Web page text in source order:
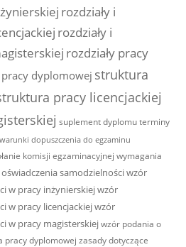
rozdziały i
rozdziały i
rozdziały pracy
dyplomowej struktura
pracy licencjackiej
suplement dyplomu terminy
warunki dopuszczenia do egzaminu
komisji egzaminacyjnej wymagania
samodzielnościwzór
w pracy inżynierskiejwzór
w pracy licencjackiejwzór
w pracy magisterskiej wzór podania o
pracy dyplomowej zasady dotyczące